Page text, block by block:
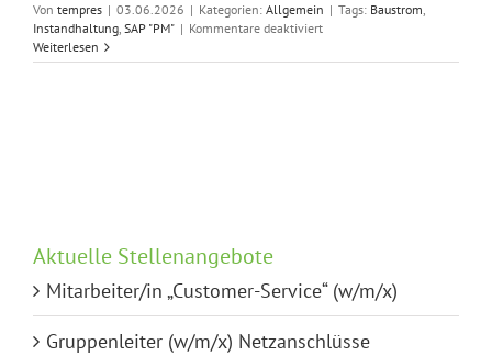
Von tempres | 03.06.2026 | Kategorien: Allgemein | Tags: Baustrom,
Instandhaltung, SAP "PM" | Kommentare deaktiviertfür
Auftragsabwicklung
Weiterlesen
Aktuelle Stellenangebote
Mitarbeiter/in „Customer-Service“ (w/m/x)
Gruppenleiter (w/m/x) Netzanschlüsse